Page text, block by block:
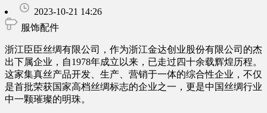
2023-10-21 14:26
服饰配件
浙江臣臣丝绸有限公司，作为浙江金达创业股份有限公司的杰
出下属企业，自1978年成立以来，已走过四十余载辉煌历程。
这家集真丝产品开发、生产、营销于一体的综合性企业，不仅
是首批荣获国家高档丝绸标志的企业之一，更是中国丝绸行业
中一颗璀璨的明珠。